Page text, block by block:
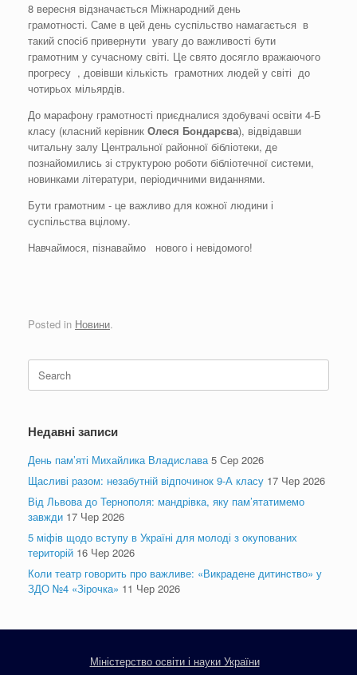
8 вересня відзначається Міжнародний день
грамотності. Саме в цей день суспільство намагається в
такий спосіб привернути увагу до важливості бути
грамотним у сучасному світі. Це свято досягло вражаючого
прогресу , довівши кількість грамотних людей у світі до
чотирьох мільярдів.
До марафону грамотності приєдналися здобувачі освіти 4-Б
класу (класний керівник Олеся Бондарєва), відвідавши
читальну залу Центральної районної бібліотеки, де
познайомились зі структурою роботи бібліотечної системи,
новинками літератури, періодичними виданнями.
Бути грамотним - це важливо для кожної людини і
суспільства вцілому.
Навчаймося, пізнаваймо нового і невідомого!
Posted in Новини.
Search
for:
Недавні записи
День пам’яті Михайлика Владислава 5 Сер 2026
Щасливі разом: незабутній відпочинок 9-А класу 17 Чер 2026
Від Львова до Тернополя: мандрівка, яку пам’ятатимемо
завжди 17 Чер 2026
5 міфів щодо вступу в Україні для молоді з окупованих
територій 16 Чер 2026
Коли театр говорить про важливе: «Викрадене дитинство» у
ЗДО №4 «Зірочка» 11 Чер 2026
Міністерство освіти і науки України